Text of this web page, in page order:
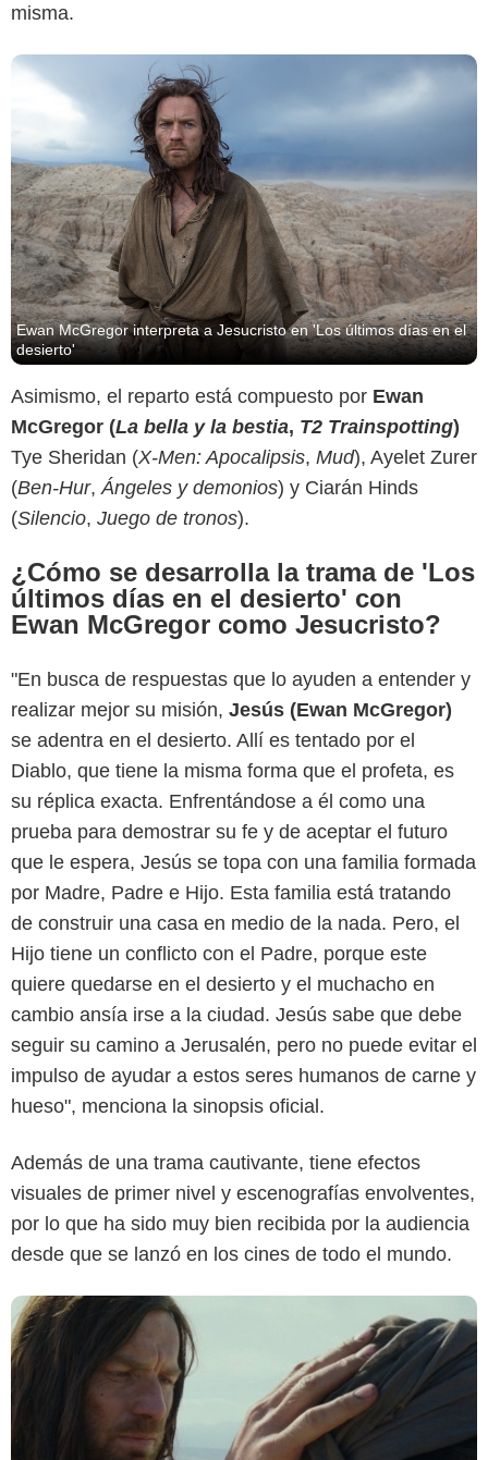
misma.
Ewan McGregor interpreta a Jesucristo en 'Los últimos días en el
desierto'
Asimismo, el reparto está compuesto por Ewan
McGregor (La bella y la bestia, T2 Trainspotting)
Tye Sheridan (X-Men: Apocalipsis, Mud), Ayelet Zurer
(Ben-Hur,Ángeles y demonios) y Ciarán Hinds
(Silencio, Juego de tronos).
¿Cómo se desarrolla la trama de 'Los
últimos días en el desierto' con
Ewan McGregor como Jesucristo?
"En busca de respuestas que lo ayuden a entender y
realizar mejor su misión, Jesús (Ewan McGregor)
se adentra en el desierto. Allí es tentado por el
Diablo, que tiene la misma forma que el profeta, es
su réplica exacta. Enfrentándose a él como una
prueba para demostrar su fe y de aceptar el futuro
que le espera, Jesús se topa con una familia formada
por Madre, Padre e Hijo. Esta familia está tratando
de construir una casa en medio de la nada. Pero, el
Hijo tiene un conflicto con el Padre, porque este
quiere quedarse en el desierto y el muchacho en
cambio ansía irse a la ciudad. Jesús sabe que debe
seguir su camino a Jerusalén, pero no puede evitar el
impulso de ayudar a estos seres humanos de carne y
hueso", menciona la sinopsis oficial.
Además de una trama cautivante, tiene efectos
visuales de primer nivel y escenografías envolventes,
por lo que ha sido muy bien recibida por la audiencia
desde que se lanzó en los cines de todo el mundo.
Division Films